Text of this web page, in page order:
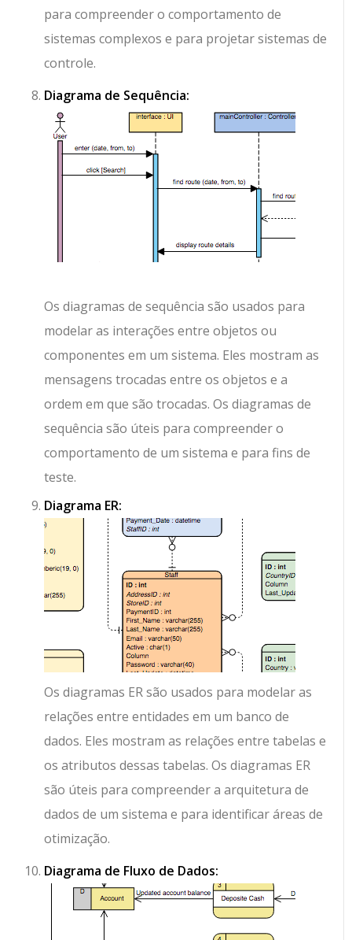
para compreender o comportamento de
sistemas complexos e para projetar sistemas de
controle.
Diagrama de Sequência:
Os diagramas de sequência são usados para
modelar as interações entre objetos ou
componentes em um sistema. Eles mostram as
mensagens trocadas entre os objetos e a
ordem em que são trocadas. Os diagramas de
sequência são úteis para compreender o
comportamento de um sistema e para fins de
teste.
Diagrama ER:
Os diagramas ER são usados para modelar as
relações entre entidades em um banco de
dados. Eles mostram as relações entre tabelas e
os atributos dessas tabelas. Os diagramas ER
são úteis para compreender a arquitetura de
dados de um sistema e para identificar áreas de
otimização.
Diagrama de Fluxo de Dados: